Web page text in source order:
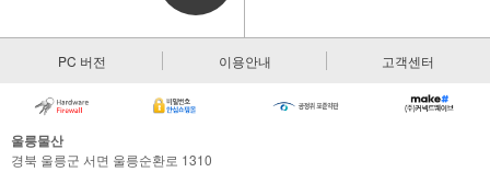
PC 버전 이용안내 고객센터
울릉물산
경북 울릉군 서면 울릉순환로 1310